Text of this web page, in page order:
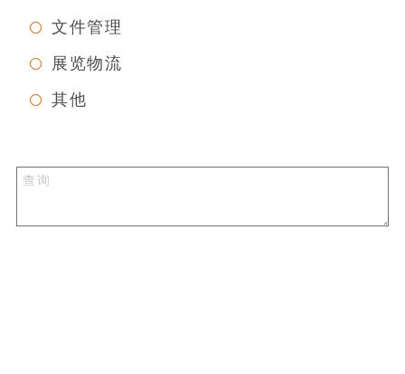
文件管理
展览物流
其他
查询